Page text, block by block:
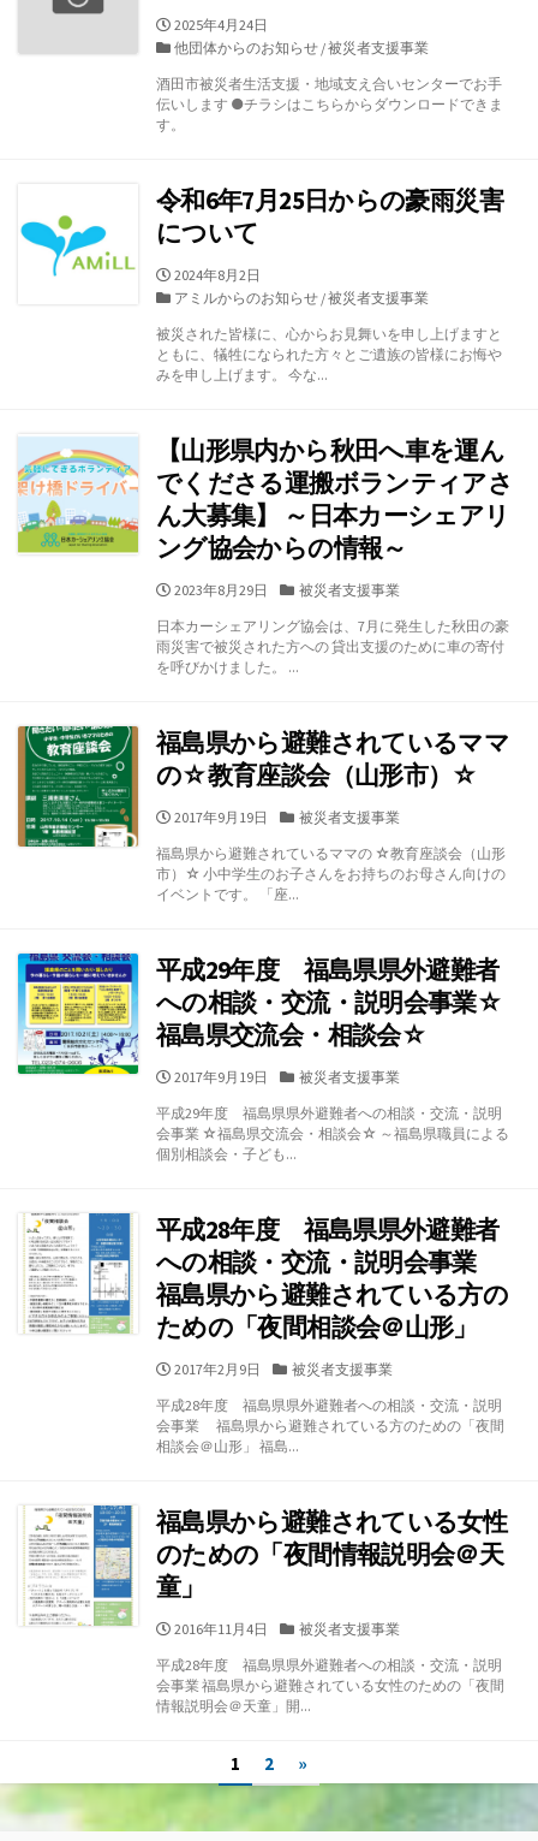
公
開
2025年4月24日
カ
ゴ
リ
ー
他団体からのお知らせ /被災者支援事業
酒田市被災者生活支援・地域支え合いセンターでお手
伝いします ●チラシはこちらからダウンロードできま
す。
令和6年7月25日からの豪雨災害
について
公
開
2024年8月2日
カ
ゴ
リ
ー
アミルからのお知らせ /被災者支援事業
被災された皆様に、心からお見舞いを申し上げますと
ともに、犠牲になられた方々とご遺族の皆様にお悔や
みを申し上げます。 今な...
【山形県内から秋田へ車を運ん
でくださる運搬ボランティアさ
ん大募集】 ～日本カーシェアリ
ング協会からの情報～
公
日
2023年8月29日
カ
ゴ
リ
被災者支援事業
日本カーシェアリング協会は、7月に発生した秋田の豪
雨災害で被災された方への 貸出支援のために車の寄付
を呼びかけました。 ...
福島県から避難されているママ
の☆教育座談会（山形市）☆
公
日
2017年9月19日
カ
ゴ
リ
被災者支援事業
福島県から避難されているママの ☆教育座談会（山形
市）☆ 小中学生のお子さんをお持ちのお母さん向けの
イベントです。 「座...
平成29年度 福島県県外避難者
への相談・交流・説明会事業☆
福島県交流会・相談会☆
公
日
2017年9月19日
カ
ゴ
リ
被災者支援事業
平成29年度 福島県県外避難者への相談・交流・説明
会事業 ☆福島県交流会・相談会☆ ～福島県職員による
個別相談会・子ども...
平成28年度 福島県県外避難者
への相談・交流・説明会事業
福島県から避難されている方の
ための「夜間相談会＠山形」
公
日
2017年2月9日
カ
ゴ
リ
被災者支援事業
平成28年度 福島県県外避難者への相談・交流・説明
会事業 福島県から避難されている方のための「夜間
相談会＠山形」 福島...
福島県から避難されている女性
のための「夜間情報説明会＠天
童」
公
日
2016年11月4日
カ
ゴ
リ
ー
被災者支援事業
平成28年度 福島県県外避難者への相談・交流・説明
会事業 福島県から避難されている女性のための「夜間
情報説明会＠天童」開...
稿
1 2 »